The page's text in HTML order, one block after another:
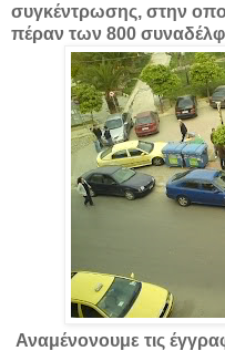
συγκέντρωσης, στην
πέραν των 800
Αναμένονουμε τις